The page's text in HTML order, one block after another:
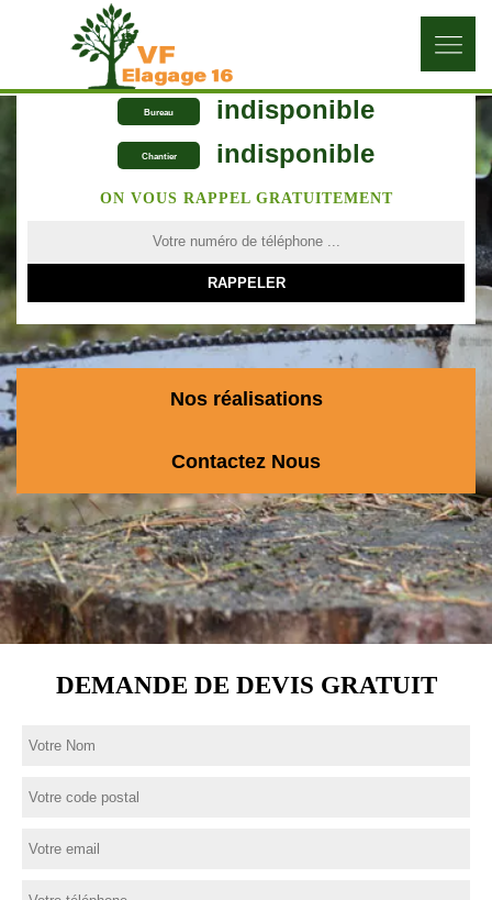
Bureau indisponible
Chantier indisponible
ON VOUS RAPPEL GRATUITEMENT
Nos réalisations
Contactez Nous
DEMANDE DE DEVIS GRATUIT